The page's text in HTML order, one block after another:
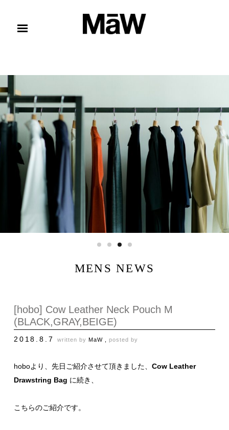
MENS NEWS
[hobo] Cow Leather Neck Pouch M
(BLACK,GRAY,BEIGE)
2018.8.7written byMaW ,posted by
hoboより、先日ご紹介させて頂きました、 Cow Leather
Drawstring Bag に続き、
こちらのご紹介です。